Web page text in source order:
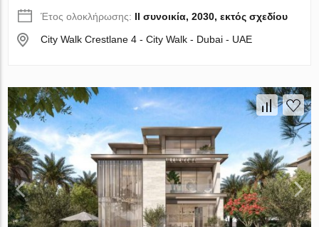
Έτος ολοκλήρωσης: II συνοικία, 2030, εκτός σχεδίου
City Walk Crestlane 4 - City Walk - Dubai - UAE